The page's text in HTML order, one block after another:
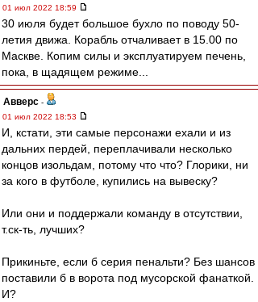
01 июл 2022 18:59
30 июля будет большое бухло по поводу 50-
летия движа. Корабль отчаливает в 15.00 по
Маскве. Копим силы и эксплуатируем печень,
пока, в щадящем режиме...
Авверс -
01 июл 2022 18:53
И, кстати, эти самые персонажи ехали и из
дальних пердей, переплачивали несколько
концов изольдам, потому что что? Глорики, ни
за кого в футболе, купились на вывеску?
Или они и поддержали команду в отсутствии,
т.ск-ть, лучших?
Прикиньте, если б серия пенальти? Без шансов
поставили б в ворота под мусорской фанаткой.
И?